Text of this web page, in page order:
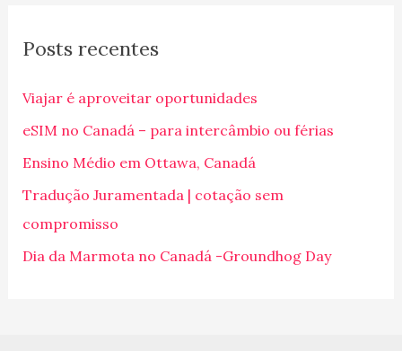
u
s
a
r
p
o
r
Posts recentes
Viajar é aproveitar oportunidades
eSIM no Canadá – para intercâmbio ou férias
Ensino Médio em Ottawa, Canadá
Tradução Juramentada | cotação sem
compromisso
Dia da Marmota no Canadá -Groundhog Day